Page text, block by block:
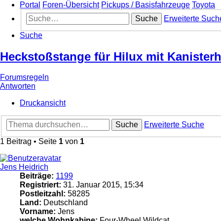
Portal
Foren-Übersicht Pickups / Basisfahrzeuge Toyota
Suche
Erweiterte
Suche
Heckstoßstange für Hilux mit
Forumsregeln
Antworten
Druckansicht
Suche
Erweiterte Suche
1 Beitrag • Seite 1 von 1
Jens Heidrich
Beiträge: 1199
Registriert: 31. Januar 2015, 15:34
Postleitzahl: 58285
Land: Deutschland
Vorname: Jens